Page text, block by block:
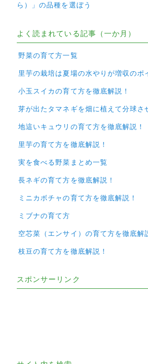
ら）」の品種を選ぼう
よく読まれている記事（一か月）
野菜の育て方一覧
里芋の栽培は夏場の水やりが増収のポ
小玉スイカの育て方を徹底解説！
芽が出たタマネギを畑に植えて分球さ
地這いキュウリの育て方を徹底解説！
里芋の育て方を徹底解説！
実を食べる野菜まとめ一覧
長ネギの育て方を徹底解説！
ミニカボチャの育て方を徹底解説！
ミブナの育て方
空芯菜（エンサイ）の育て方を徹底解
枝豆の育て方を徹底解説！
スポンサーリンク